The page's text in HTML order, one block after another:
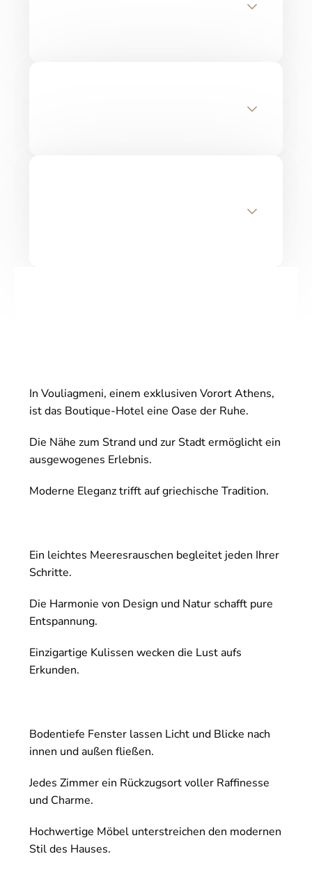
In Vouliagmeni, einem exklusiven Vorort Athens,
ist das Boutique-Hotel eine Oase der Ruhe.
Die Nähe zum Strand und zur Stadt ermöglicht ein
ausgewogenes Erlebnis.
Moderne Eleganz trifft auf griechische Tradition.
Ein leichtes Meeresrauschen begleitet jeden Ihrer
Schritte.
Die Harmonie von Design und Natur schafft pure
Entspannung.
Einzigartige Kulissen wecken die Lust aufs
Erkunden.
Bodentiefe Fenster lassen Licht und Blicke nach
innen und außen fließen.
Jedes Zimmer ein Rückzugsort voller Raffinesse
und Charme.
Hochwertige Möbel unterstreichen den modernen
Stil des Hauses.